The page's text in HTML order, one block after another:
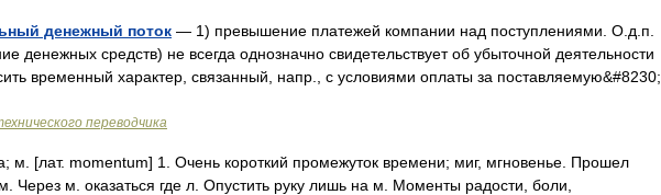
денежный поток — 1) превышение платежей компании над поступлениями. О.д.п.
денежных средств) не всегда однозначно свидетельствует об убыточной деятельности
временный характер, связанный, напр., с условиями оплаты за поставляемую&#8230;
переводчика
м. [лат. momentum] 1. Очень короткий промежуток времени; миг, мгновенье. Прошел
Через м. оказаться где л. Опустить руку лишь на м. Моменты радости, боли,